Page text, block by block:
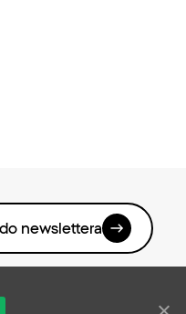
newslettera
w sieci